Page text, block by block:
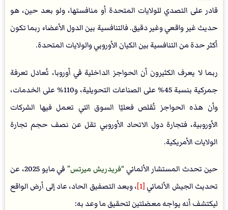
قادر على التصدي للولايات المتحدة أو منافستها، ولو بعد حين، هو
حديث غير واقعي وغير دقيق. فالتنافسية بين الدول الأعضاء ربما تكون
أكثر حدة من التنافسية بين الكيان الأوروبي والولايات المتحدة.
ربما لا يعرف الكثيرون أن الحواجز الداخلية في أوروبا، تُعادل تعرفة
جمركية بنسبة 45% على الصناعات التحويلية، و110% على الخدمات،
وأن هذه الحواجز تُقلص فعليًا السوق التي تعمل فيها الشركات
الأوروبية، فتجارة دول الاتحاد الأوروبي تقل عن نصف حجم تجارة
الولايات الأمريكية.
حين تحدث المستشار الألماني فريدريش ميرتس
في مايو 2025، عن
تحديث الجيش الألماني[1] ، وبعد التصفيق الحاد، عاد إلى أرض الواقع
ليكتشف أنه يواجه معضلتين لتحقيق ما وعد به: